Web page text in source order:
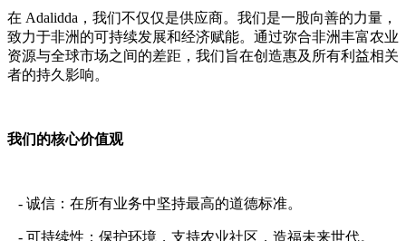
在 Adalidda，我们不仅仅是供应商。我们是一股向善的力量，
致力于非洲的可持续发展和经济赋能。通过弥合非洲丰富农业
资源与全球市场之间的差距，我们旨在创造惠及所有利益相关
者的持久影响。
我们的核心价值观
- 诚信：在所有业务中坚持最高的道德标准。
- 可持续性：保护环境，支持农业社区，造福未来世代。